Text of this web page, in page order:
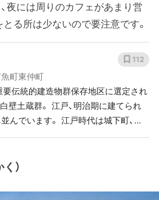
夜には周りのカフェがあまり営
る所は少ないので要注意です。
町東仲町
伝統的建造物群保存地区に選定され
壁土蔵群。 江戸、明治期に建てられ
んでいます。 江戸時代は城下町、江
として栄えた場所なのだとか。 まる
まれています。
112
）